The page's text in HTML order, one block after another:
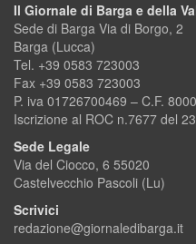
Il Giornale di Barga e della
Sede di Barga Via di Borgo, 2
Barga (Lucca)
Tel. +39 0583 723003
Fax +39 0583 723003
P. iva 01726700469 – C.F.
Iscrizione al ROC n.7677 del
Sede Legale
Via del Ciocco, 6 55020
Castelvecchio Pascoli (Lu)
Scrivici
redazione@giornaledibarga.it